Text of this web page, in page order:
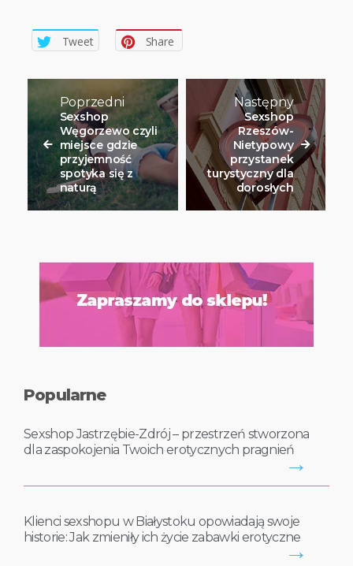
Tweet Share
Poprzedni
Sexshop
Węgorzewo czyli
miejsce gdzie
przyjemność
spotyka się z
naturą
Następny
Sexshop
Rzeszów-
Nietypowy
przystanek
turystyczny dla
dorosłych
Popularne
Sexshop Jastrzębie-Zdrój – przestrzeń stworzona
dla zaspokojenia Twoich erotycznych pragnień
→
Klienci sexshopu w Białystoku opowiadają swoje
historie: Jak zmieniły ich życie zabawki erotyczne
→